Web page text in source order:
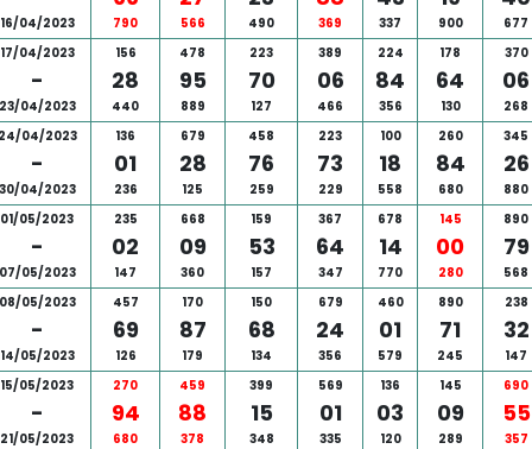
16/04/2023 790 566 490 369 337 900
677
17/04/2023
-
04/2023
156
28
440
478
95
889
223
70
127
389
06
466
224
84
356
178
64
130
370
06
268
04/2023
-
04/2023
136
01
236
679
28
125
458
76
259
223
73
229
100
18
558
260
84
680
345
26
880
01/05/2023
-
05/2023
235
02
147
668
09
360
159
53
157
367
64
347
678
14
770
145
00
280
890
79
568
05/2023
-
14/05/2023
457
69
126
170
87
179
150
68
134
679
24
356
460
01
579
890
71
245
238
32
147
15/05/2023
-
21/05/2023
270
94
680
459
88
378
399
15
348
569
01
335
136
03
120
145
09
289
690
55
357